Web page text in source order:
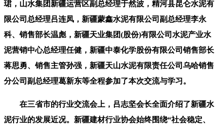
珺，山水集团新疆运营区副总经理于然波，精河县昆仑水泥有
限公司总经理吕连凤，新疆蒙鑫水泥有限公司副总经理李永
科、销售部长温彪，新疆天业集团(股份)有限公司水泥产业水
泥营销中心总经理任健，新疆中泰化学股份有限公司销售部长
蒋思勇、销售主管孙强，新疆天山水泥有限责任公司乌哈销售
分公司副总经理葛新东等全程参加了本次交流与学习。
在三省市的行业交流会上，吕志坚会长全面介绍了新疆水
泥行业的发展近况。新疆建材行业协会始终围绕“社会稳定、